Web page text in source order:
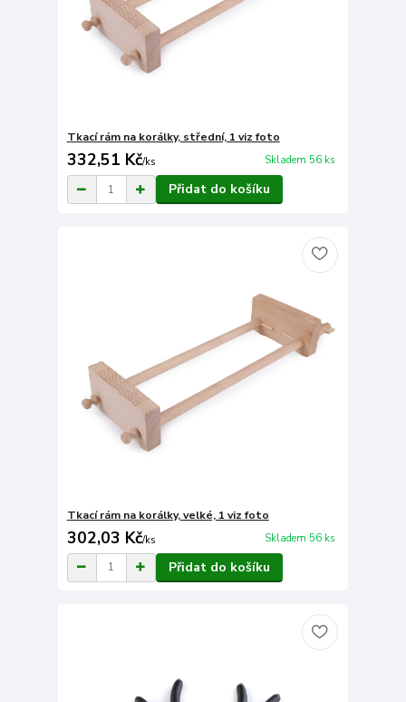
Tkací rám na korálky, střední, 1 viz foto
332,51 Kč/ks Skladem 56 ks
Přidat do košíku
Tkací rám na korálky, velké, 1 viz foto
302,03 Kč/ks Skladem 56 ks
Přidat do košíku